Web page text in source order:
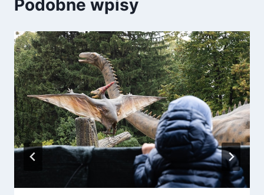
Podobne wpisy